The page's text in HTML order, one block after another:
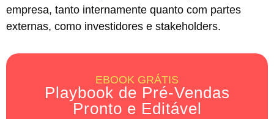
empresa, tanto internamente quanto com partes
externas, como investidores e stakeholders.
EBOOK GRÁTIS
Playbook de Pré-Vendas
Pronto e Editável